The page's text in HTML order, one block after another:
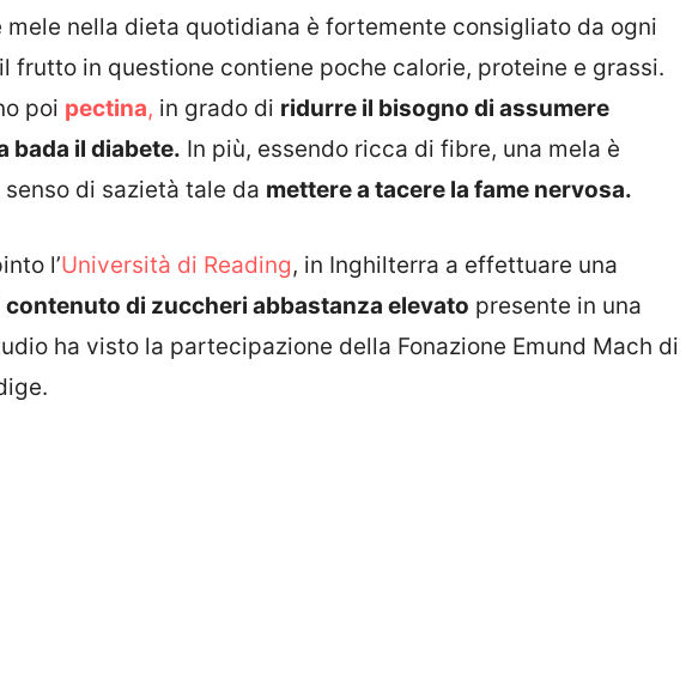
mele nella dieta quotidiana è fortemente consigliato da ogni
frutto in questione contiene poche calorie, proteine e grassi.
poi pectina, in grado di ridurre il bisogno di assumere
bada il diabete. In più, essendo ricca di fibre, una mela è
di sazietà tale da mettere a tacere la fame nervosa.
l’Università di Reading, in Inghilterra a effettuare una
contenuto di zuccheri abbastanza elevato presente in una
ha visto la partecipazione della Fonazione Emund Mach di